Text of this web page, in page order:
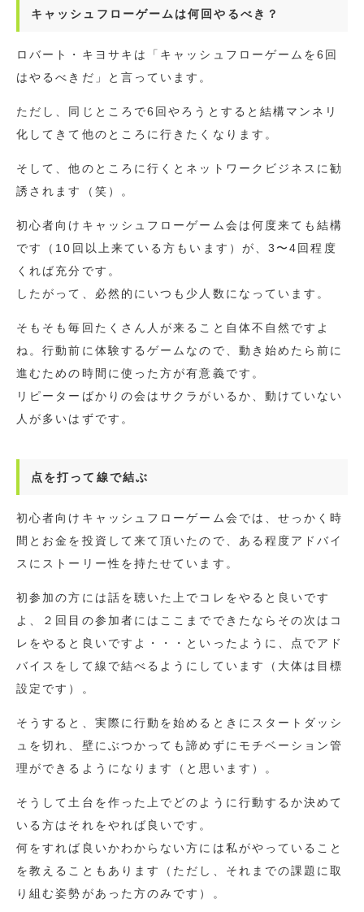
キャッシュフローゲームは何回やるべき？
ロバート・キヨサキは「キャッシュフローゲームを6回
はやるべきだ」と言っています。
ただし、同じところで6回やろうとすると結構マンネリ
化してきて他のところに行きたくなります。
そして、他のところに行くとネットワークビジネスに勧
誘されます（笑）。
初心者向けキャッシュフローゲーム会は何度来ても結構
です（10回以上来ている方もいます）が、3〜4回程度
くれば充分です。
したがって、必然的にいつも少人数になっています。
そもそも毎回たくさん人が来ること自体不自然ですよ
ね。行動前に体験するゲームなので、動き始めたら前に
進むための時間に使った方が有意義です。
リピーターばかりの会はサクラがいるか、動けていない
人が多いはずです。
点を打って線で結ぶ
初心者向けキャッシュフローゲーム会では、せっかく時
間とお金を投資して来て頂いたので、ある程度アドバイ
スにストーリー性を持たせています。
初参加の方には話を聴いた上でコレをやると良いです
よ、２回目の参加者にはここまでできたならその次はコ
レをやると良いですよ・・・といったように、点でアド
バイスをして線で結べるようにしています（大体は目標
設定です）。
そうすると、実際に行動を始めるときにスタートダッシ
ュを切れ、壁にぶつかっても諦めずにモチベーション管
理ができるようになります（と思います）。
そうして土台を作った上でどのように行動するか決めて
いる方はそれをやれば良いです。
何をすれば良いかわからない方には私がやっていること
を教えることもあります（ただし、それまでの課題に取
り組む姿勢があった方のみです）。